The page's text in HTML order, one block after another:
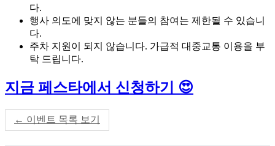
다.
행사 의도에 맞지 않는 분들의 참여는 제한될 수 있습니
다.
주차 지원이 되지 않습니다. 가급적 대중교통 이용을 부
탁 드립니다.
지금 페스타에서 신청하기 😍
← 이벤트 목록 보기